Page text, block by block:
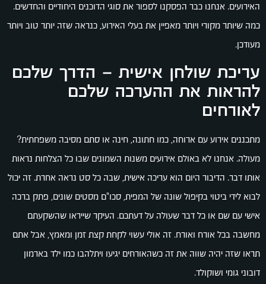
האירועים. אנחנו כבר הפסקנו לספור את סוגי הדוכנים היחודיים והחדשים.
כמה שיותר מקורי ויותר מאפיין את בעלי האירוע, כנראה שזה יותר טוב ויותר
מעודכן.
עריכת שולחן אישית – הדרך שלכם
להראות את ההערכה שלכם
לאורחים
מתכננים אירוע עם ארוחה, כמו חתונה, חינה או סתם מסיבה משפחתית?
מעולה. אנחנו לא באולם אירועים משנות השמונים שבו כל הצלחות נראות
אותו דבר. הדיבור היום הוא עריכה אישית, שבה כל סט נראה אחרת. זה יכול
לבוא לידי ביטוי בקיפול שונה של המפית, סכו"ם מסטים שונים, פתק ברכה
אישי עם שם או כל דבר שעולה על דעתכם. העיקר שייראו שהשקעתם
מחשבה בכל אורח ואורח. זה אולי עשוי לקחת קצת זמן ומאמץ, אבל אתם
תראו שזה יהיה שווה את זה כשהאורחים יגיעו ויתלהבו כמו ילד בארמון
דובוני גומי ושוקולד.